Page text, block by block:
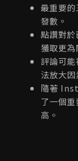
最重要
發數。
點讚對
獲取更為
評論可
法放大因
隨著
了一個
高。